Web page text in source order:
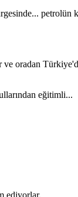
petrolün
ve oradan
eğitimli...
ediyorlar.